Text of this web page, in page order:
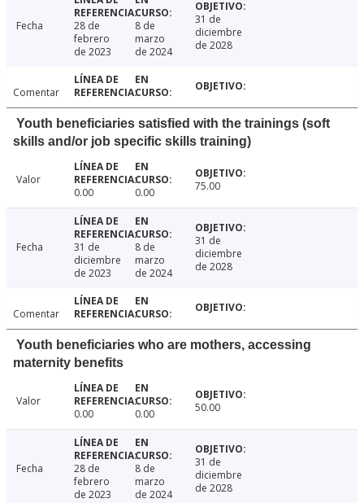
Fecha
28 de
febrero
de 2023
8 de
marzo
de 2024
31 de
diciembre
de 2028
Comentar
Youth beneficiaries satisfied with the trainings (soft
skills and/or job specific skills training)
Valor
0.00
0.00 75.00
Fecha
31 de
diciembre
de 2023
8 de
marzo
de 2024
31 de
diciembre
de 2028
Comentar
Youth beneficiaries who are mothers, accessing
maternity benefits
Valor
0.00
0.00 50.00
Fecha
28 de
febrero
de 2023
8 de
marzo
de 2024
31 de
diciembre
de 2028